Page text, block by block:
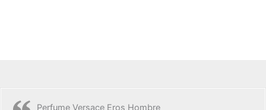
Perfume Versace Eros Hombre